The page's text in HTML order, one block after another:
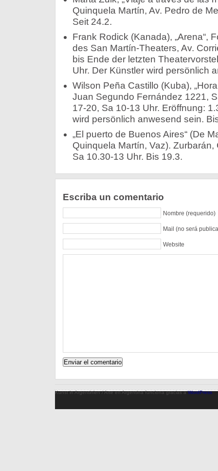
Quinquela Martín, Av. Pedro de
Seit 24.2.
Frank Rodick (Kanada), „Arena“,
des San Martín-Theaters, Av.
bis Ende der letzten
Uhr. Der Künstler wird persönlich
Wilson Peña Castillo (Kuba),
Juan Segundo Fernández 1221,
17-20, Sa 10-13 Uhr. Eröffnung:
wird persönlich anwesend sein.
„El puerto de Buenos Aires“ (De
Quinquela Martín, Vaz). Zurbarán,
Sa 10.30-13 Uhr. Bis 19.3.
Escriba un comentario
Nombre (requerido)
Mail (no será
Website
Kunst in Argentinien / Arte en Argentina funciona gracias aWordPress